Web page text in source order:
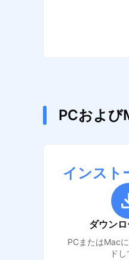
PCおよび
インスト
ダウン
PCまたはMac
ド